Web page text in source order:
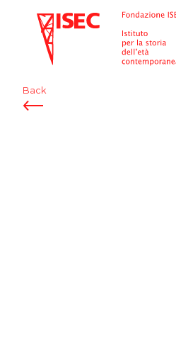
ISEC
Back